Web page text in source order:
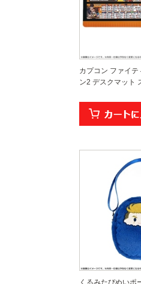
カプコン ファイテ
ン2 デスクマット